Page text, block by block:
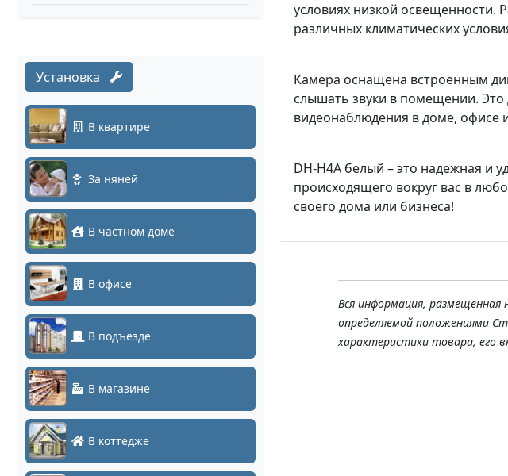
Установка
В квартире
За няней
В частном доме
В офисе
В подъезде
В магазине
В коттедже
условиях низкой освещенности.
различных климатических
Камера оснащена встроенным
слышать звуки в помещении. Это
видеонаблюдения в доме, офисе
DH-H4A белый – это надежная и
происходящего вокруг вас в
своего дома или бизнеса!
Вся информация,
определяемой положениями
характеристики товара, его